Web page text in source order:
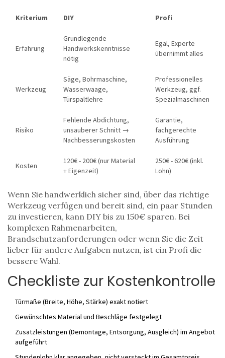
Kriterium DIY Profi
Erfahrung
Grundlegende
Handwerkskenntnisse
nötig
Egal, Experte
übernimmt alles
Werkzeug
Säge, Bohrmaschine,
Wasserwaage,
Türspaltlehre
Professionelles
Werkzeug, ggf.
Spezialmaschinen
Risiko
Fehlende Abdichtung,
unsauberer Schnitt →
Nachbesserungskosten
Garantie,
fachgerechte
Ausführung
Kosten
120€ - 200€ (nur Material
+ Eigenzeit)
250€ - 620€ (inkl.
Lohn)
Wenn Sie handwerklich sicher sind, über das richtige
Werkzeug verfügen und bereit sind, ein paar Stunden
zu investieren, kann DIY bis zu 150€ sparen. Bei
komplexen Rahmenarbeiten,
Brandschutzanforderungen oder wenn Sie die Zeit
lieber für andere Aufgaben nutzen, ist ein Profi die
bessere Wahl.
Checkliste zur Kostenkontrolle
Türmaße (Breite, Höhe, Stärke) exakt notiert
Gewünschtes Material und Beschläge festgelegt
Zusatzleistungen (Demontage, Entsorgung, Ausgleich) im Angebot
aufgeführt